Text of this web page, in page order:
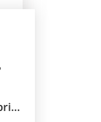
SigParser Enterprise